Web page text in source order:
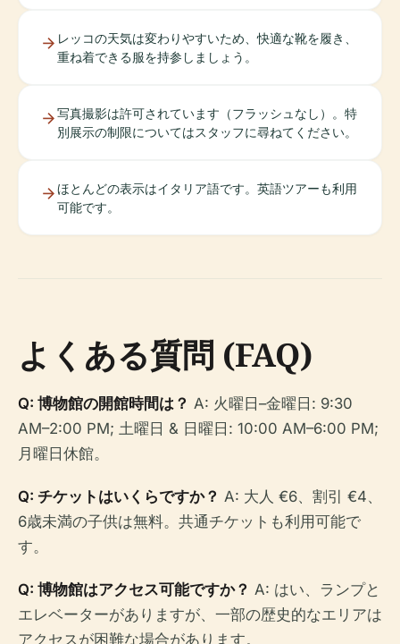
レッコの天気は変わりやすいため、快適な靴を履き、
重ね着できる服を持参しましょう。
写真撮影は許可されています（フラッシュなし）。特
別展示の制限についてはスタッフに尋ねてください。
ほとんどの表示はイタリア語です。英語ツアーも利用
可能です。
よくある質問 (FAQ)
Q: 博物館の開館時間は？ A: 火曜日–金曜日: 9:30
AM–2:00 PM; 土曜日 & 日曜日: 10:00 AM–6:00 PM;
月曜日休館。
Q: チケットはいくらですか？ A: 大人 €6、割引 €4、
6歳未満の子供は無料。共通チケットも利用可能で
す。
Q: 博物館はアクセス可能ですか？ A: はい、ランプと
エレベーターがありますが、一部の歴史的なエリアは
アクセスが困難な場合があります。